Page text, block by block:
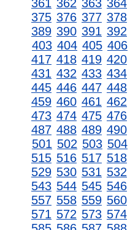
361 362 363 364
375 376 377 378
389 390 391 392
403 404 405 406
417 418 419 420
431 432 433 434
445 446 447 448
459 460 461 462
473 474 475 476
487 488 489 490
501 502 503 504
515 516 517 518
529 530 531 532
543 544 545 546
557 558 559 560
571 572 573 574